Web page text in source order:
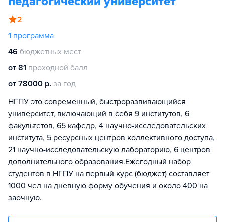
2
1 программа
46 бюджетных мест
от 81 проходной балл
от 78000 р. за год
НГПУ это современный, быстроразвивающийся
университет, включающий в себя 9 институтов, 6
факультетов, 65 кафедр, 4 научно-исследовательских
института, 5 ресурсных центров коллективного доступа,
21 научно-исследовательскую лабораторию, 6 центров
дополнительного образования.Ежегодный набор
студентов в НГПУ на первый курс (бюджет) составляет
1000 чел на дневную форму обучения и около 400 на
заочную.